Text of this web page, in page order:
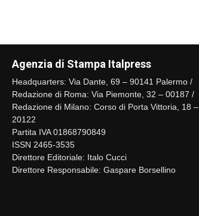
Agenzia di Stampa Italpress
Headquarters: Via Dante, 69 – 90141 Palermo /
Redazione di Roma: Via Piemonte, 32 – 00187 /
Redazione di Milano: Corso di Porta Vittoria, 18 –
20122
Partita IVA 01868790849
ISSN 2465-3535
Direttore Editoriale: Italo Cucci
Direttore Responsabile: Gaspare Borsellino